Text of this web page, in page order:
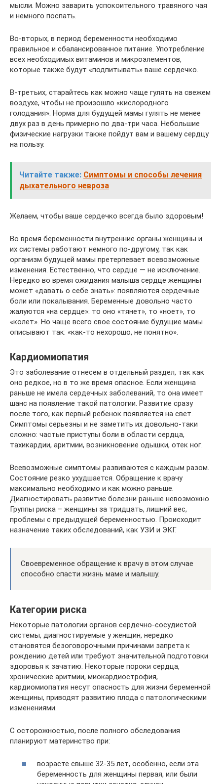
мысли. Можно заварить успокоительного травяного чая
и немного поспать.
Во-вторых, в период беременности необходимо
правильное и сбалансированное питание. Употребление
всех необходимых витаминов и микроэлементов,
которые также будут «подпитывать» ваше сердечко.
В-третьих, старайтесь как можно чаще гулять на свежем
воздухе, чтобы не произошло «кислородного
голодания». Норма для будущей мамы гулять не менее
двух раз в день примерно по два-три часа. Небольшие
физические нагрузки также пойдут вам и вашему сердцу
на пользу.
Читайте также: Симптомы и способы лечения
дыхательного невроза
Желаем, чтобы ваше сердечко всегда было здоровым!
Во время беременности внутренние органы женщины и
их системы работают немного по-другому, так как
организм будущей мамы претерпевает всевозможные
изменения. Естественно, что сердце — не исключение.
Нередко во время ожидания малыша сердце женщины
может «давать о себе знать»: появляются сердечные
боли или покалывания. Беременные довольно часто
жалуются «на сердце»: то оно «тянет», то «ноет», то
«колет». Но чаще всего свое состояние будущие мамы
описывают так: «как-то нехорошо, не понятно».
Кардиомиопатия
Это заболевание отнесем в отдельный раздел, так как
оно редкое, но в то же время опасное. Если женщина
раньше не имела сердечных заболеваний, то она имеет
шанс на появление такой патологии. Развитие сразу
после того, как первый ребенок появляется на свет.
Симптомы серьезны и не заметить их довольно-таки
сложно: частые приступы боли в области сердца,
тахикардии, аритмии, возникновение одышки, отек ног.
Всевозможные симптомы развиваются с каждым разом.
Состояние резко ухудшается. Обращение к врачу
максимально необходимо и как можно раньше.
Диагностировать развитие болезни раньше невозможно.
Группы риска – женщины за тридцать, лишний вес,
проблемы с предыдущей беременностью. Происходит
назначение таких обследований, как УЗИ и ЭКГ.
Своевременное обращение к врачу в этом случае
способно спасти жизнь маме и малышу.
Категории риска
Некоторые патологии органов сердечно-сосудистой
системы, диагностируемые у женщин, нередко
становятся безоговорочными причинами запрета к
рождению детей или требуют значительной подготовки
здоровья к зачатию. Некоторые пороки сердца,
хронические аритмии, миокардиострофия,
кардиомиопатия несут опасность для жизни беременной
женщины, приводят развитию плода с патологическими
изменениями.
С осторожностью, после полного обследования
планируют материнство при:
возрасте свыше 32-35 лет, особенно, если эта
беременность для женщины первая, или были